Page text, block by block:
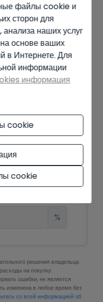
%
решения владельца.
на покупку.
ошибки, не является
изменена в любое время без
со всей информацией об
файлы cookie и
сторон для
наших услуг
основе ваших
в Интернете. Для
информации
информация
cookie
cookie